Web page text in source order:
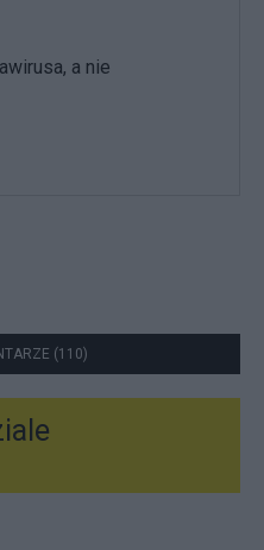
a nie
(110)